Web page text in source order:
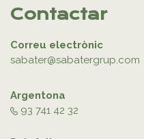
Contactar
Correu electrònic
sabater@sabatergrup.com
Argentona
93 741 42 32